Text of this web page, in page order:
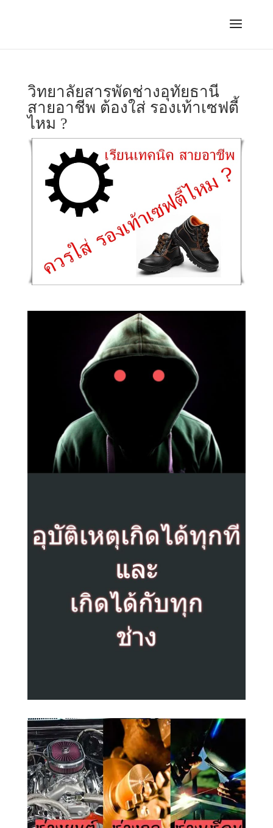
วิทยาลัยสารพัดช่างอุทัยธานี
สายอาชีพ ต้องใส่ รองเท้าเซฟตี้
ไหม ?